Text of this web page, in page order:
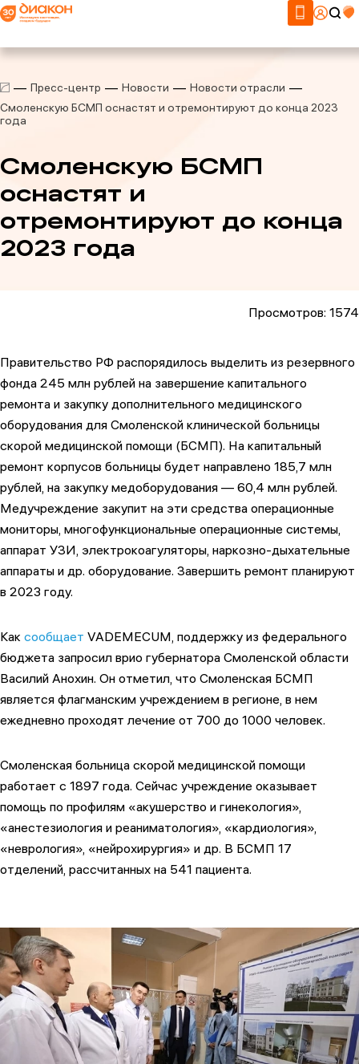
Пресс-центр Новости
Новости отрасли
Смоленскую БСМП оснастят и отремонтируют до конца 2023
года
Смоленскую БСМП
оснастят и
отремонтируют до конца
2023 года
Просмотров: 1574
Правительство РФ распорядилось выделить из резервного
фонда 245 млн рублей на завершение капитального
ремонта и закупку дополнительного медицинского
оборудования для Смоленской клинической больницы
скорой медицинской помощи (БСМП). На капитальный
ремонт корпусов больницы будет направлено 185,7 млн
рублей, на закупку медоборудования — 60,4 млн рублей.
Медучреждение закупит на эти средства операционные
мониторы, многофункциональные операционные системы,
аппарат УЗИ, электрокоагуляторы, наркозно-дыхательные
аппараты и др. оборудование. Завершить ремонт планируют
в 2023 году.
Как сообщает VADEMECUM, поддержку из федерального
бюджета запросил врио губернатора Смоленской области
Василий Анохин. Он отметил, что Смоленская БСМП
является флагманским учреждением в регионе, в нем
ежедневно проходят лечение от 700 до 1000 человек.
Смоленская больница скорой медицинской помощи
работает с 1897 года. Сейчас учреждение оказывает
помощь по профилям «акушерство и гинекология»,
«анестезиология и реаниматология», «кардиология»,
«неврология», «нейрохирургия» и др. В БСМП 17
отделений, рассчитанных на 541 пациента.